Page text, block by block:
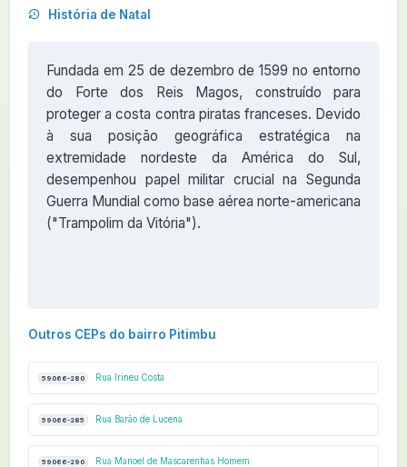
História de Natal
Fundada em 25 de dezembro de 1599 no entorno
do Forte dos Reis Magos, construído para
proteger a costa contra piratas franceses. Devido
à sua posição geográfica estratégica na
extremidade nordeste da América do Sul,
desempenhou papel militar crucial na Segunda
Guerra Mundial como base aérea norte-americana
("Trampolim da Vitória").
Outros CEPs do bairro Pitimbu
59066-280 Rua Irineu Costa
59066-285 Rua Barão de Lucena
59066-290 Rua Manoel de Mascarenhas Homem